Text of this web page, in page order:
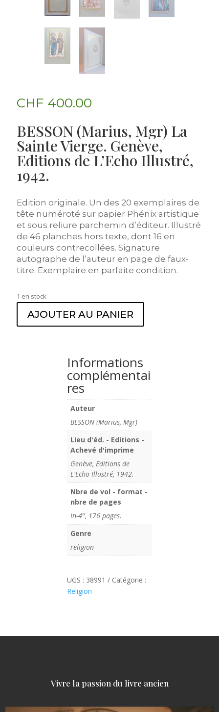
CHF 400.00
BESSON (Marius, Mgr) La
Sainte Vierge. Genève,
Editions de L’Echo Illustré,
1942.
Edition originale. Un des 20 exemplaires de
tête numéroté sur papier Phénix artistique
et sous reliure parchemin d’éditeur. Illustré
de 46 planches hors texte, dont 16 en
couleurs contrecollées. Signature
autographe de l’auteur en page de faux-
titre. Exemplaire en parfaite condition.
1 en stock
AJOUTER AU PANIER
Informations
complémentai
res
Auteur
BESSON (Marius, Mgr)
Lieu d'éd. - Editions -
Achevé d'imprime
Genève, Editions de
L'Echo Illustré, 1942.
Nbre de vol - format -
nbre de pages
In-4°, 176 pages.
Genre
religion
UGS : 38991
Catégorie :
Religion
Vivre la passion du livre ancien